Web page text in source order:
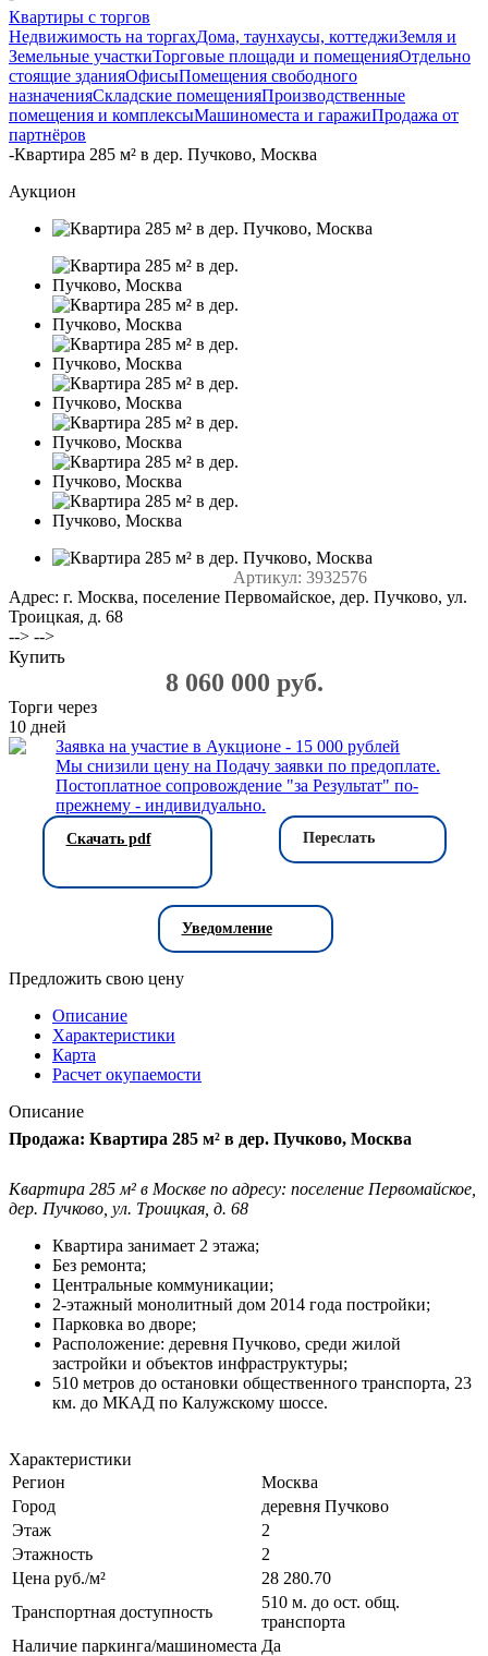
Квартиры с торгов
Недвижимость на торгахДома, таунхаусы, коттеджиЗемля и
Земельные участкиТорговые площади и помещенияОтдельно
стоящие зданияОфисыПомещения свободного
назначенияСкладские помещенияПроизводственные
помещения и комплексыМашиноместа и гаражиПродажа от
партнёров
-Квартира 285 м² в дер. Пучково, Москва
Аукцион
Артикул: 3932576
Адрес: г. Москва, поселение Первомайское, дер. Пучково, ул.
Троицкая, д. 68
8 060 000 руб.
Торги через
10 дней
--> -->
Купить
Заявка на участие в Аукционе - 15 000 рублей
Мы снизили цену на Подачу заявки по предоплате.
Постоплатное сопровождение "за Результат" по-
прежнему - индивидуально.
Переслать
Скачать pdf
Уведомление
Предложить свою цену
Описание
Характеристики
Карта
Расчет окупаемости
Описание
Продажа: Квартира 285 м² в дер. Пучково, Москва
Квартира 285 м² в Москве по адресу: поселение Первомайское,
дер. Пучково, ул. Троицкая, д. 68
Квартира занимает 2 этажа;
Без ремонта;
Центральные коммуникации;
2-этажный монолитный дом 2014 года постройки;
Парковка во дворе;
Расположение: деревня Пучково, среди жилой
застройки и объектов инфраструктуры;
510 метров до остановки общественного транспорта, 23
км. до МКАД по Калужскому шоссе.
Характеристики
Регион
Москва
Город
деревня Пучково
Этаж
2
Этажность
2
Цена руб./м²
28 280.70
Транспортная доступность
510 м. до ост. общ.
транспорта
Наличие паркинга/машиноместа Да